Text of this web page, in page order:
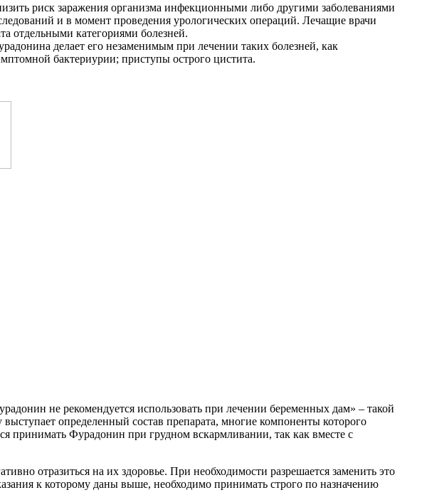
риск заражения организма инфекционными либо другими заболеваниями
и в момент проведения урологических операций. Лечащие врачи
отдельными категориями болезней.
делает его незаменимым при лечении таких болезней, как
бактериурии; приступы острого цистита.
не рекомендуется использовать при лечении беременных дам» – такой
определенный состав препарата, многие компоненты которого
принимать Фурадонин при грудном вскармливании, так как вместе с
отразиться на их здоровье. При необходимости разрешается заменить это
к которому даны выше, необходимо принимать строго по назначению